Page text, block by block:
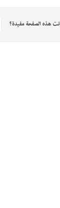
هذه الصفحة مفيدة؟